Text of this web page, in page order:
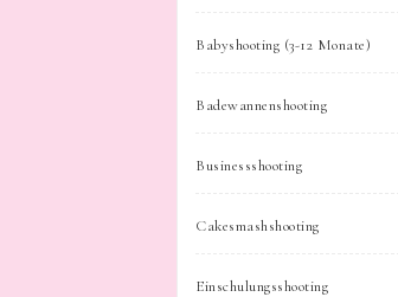
Babyshooting (3-12 Monate)
Badewannenshooting
Businessshooting
Cakesmashshooting
Einschulungsshooting